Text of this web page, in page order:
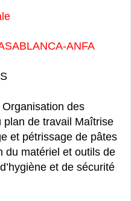
ANFA
des
plan de travail Maîtrise
et pétrissage de pâtes
du matériel et outils de
et de sécurité